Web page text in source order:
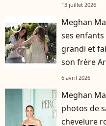
13 juillet 2026
player2
Meghan
ses enfants
grandi et
son frère
6 avril 2026
Meghan
photos de
chevelure